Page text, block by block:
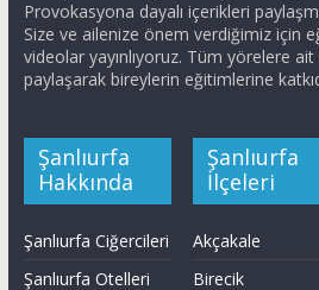
Provokasyona dayalı içerikleri
Size ve ailenize önem verdiğimiz için
videolar yayınlıyoruz. Tüm yörelere
paylaşarak bireylerin eğitimlerine
Şanlıurfa
Hakkında
Şanlıurfa Ciğercileri
Şanlıurfa Otelleri
Şanlıurfa
İlçeleri
Akçakale
Birecik